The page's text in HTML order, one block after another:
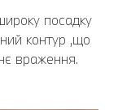
посадку
контур ,що
враження.